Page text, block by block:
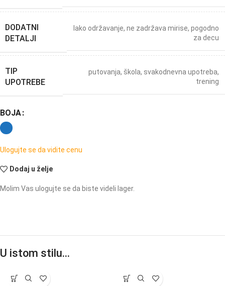
DODATNI
DETALJI
lako održavanje, ne zadržava mirise, pogodno
za decu
TIP
UPOTREBE
putovanja, škola, svakodnevna upotreba,
trening
BOJA
Ulogujte se da vidite cenu
Dodaj u želje
Molim Vas ulogujte se da biste videli lager.
U istom stilu…